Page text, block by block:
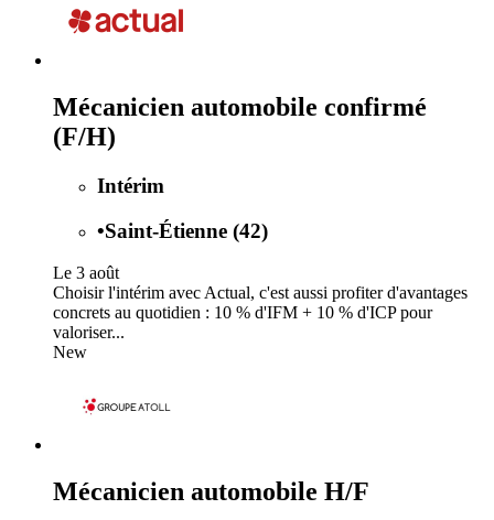
Mécanicien automobile confirmé
(F/H)
Intérim
•Saint-Étienne (42)
Le 3 août
Choisir l'intérim avec Actual, c'est aussi profiter d'avantages
concrets au quotidien : 10 % d'IFM + 10 % d'ICP pour
valoriser...
New
Mécanicien automobile H/F